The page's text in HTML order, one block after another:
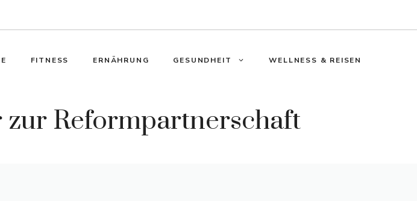
FITNESS ERNÄHRUNG GESUNDHEIT WELLNESS & REISEN
Reformpartnerschaft